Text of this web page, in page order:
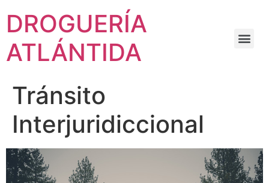
DROGUERÍA
ATLÁNTIDA
Tránsito
Interjuridiccional